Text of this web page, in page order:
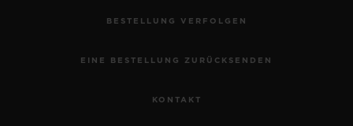
BESTELLUNG VERFOLGEN
EINE BESTELLUNG ZURÜCKSENDEN
KONTAKT